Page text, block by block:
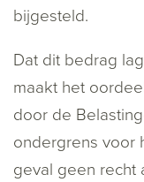
bijgesteld.
Dat dit bedrag
maakt het
door de
ondergrens voor
geval geen recht